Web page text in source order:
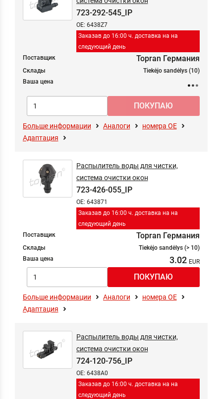
Заказав до 16:00 ч. доставка на на
следующий день
723-292-545_IP
OE: 6438Z7
Поставщик Topran Германия
Склады
Tiekėjo sandėlys (10)
Ваша цена
Больше информации Аналоги
номера ОЕ
Адаптация
Заказав до 16:00 ч. доставка на на
следующий день
Распылитель воды для чистки,
система очистки окон
723-426-055_IP
OE: 643871
Поставщик Topran Германия
Склады
Tiekėjo sandėlys (> 10)
Ваша цена
3.02
Больше информации Аналоги
номера ОЕ
Адаптация
Заказав до 16:00 ч. доставка на на
следующий день
Распылитель воды для чистки,
система очистки окон
724-120-756_IP
OE: 6438A0